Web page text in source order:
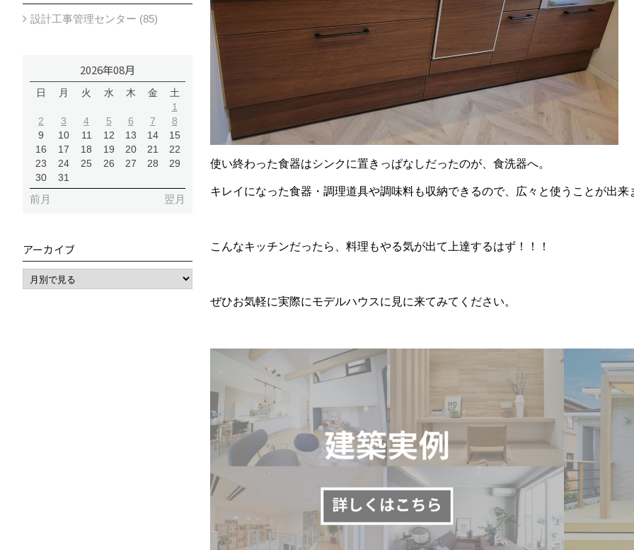
使い終わった食器はシンクに置きっぱなしだったのが、食洗器へ。
キレイになった食器・調理道具や調味料も収納できるので、広々と使うことが出来
こんなキッチンだったら、料理もやる気が出て上達するはず！！！
ぜひお気軽に実際にモデルハウスに見に来てみてください。
設計工事管理センター (85)
2026年08月
日 月 火 水 木 金
土
1
2
3 4 5 6 7
8
9
10 11 12 13 14
15
16
17 18 19 20 21
22
23
24 25 26 27 28
29
30
31
前月 翌月
アーカイブ